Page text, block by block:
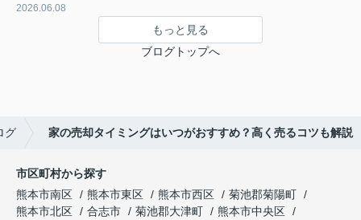
2026.06.08
もっと見る
ブログトップへ
グ 家の売却タイミングはいつがおすすめ？高く売るコツも解説
市区町村から探す
熊本市南区
熊本市東区 熊本市西区
菊池郡菊陽町
熊本市北区
合志市 菊池郡大津町
熊本市中央区